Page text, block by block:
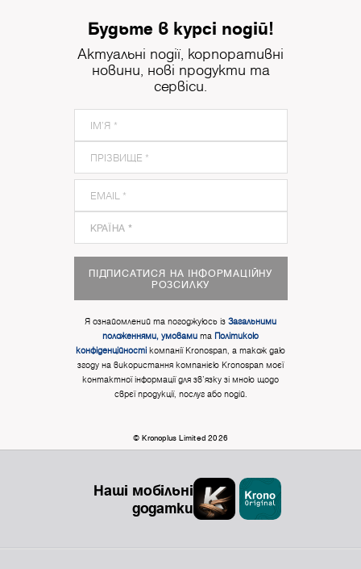
Будьте в курсі подій!
Актуальні події, корпоративні
новини, нові продукти та
сервіси.
ПІДПИСАТИСЯ НА ІНФОРМАЦІЙНУ
РОЗСИЛКУ
Я ознайомлений та погоджуюсь із Загальними
положеннями, умовами та Політикою
конфіденційності компанії Kronospan, а також даю
згоду на використання компанією Kronospan моєї
контактної інформації для зв'язку зі мною щодо
сврєї продукції, послуг або подій.
© Kronoplus Limited 2026
Наші мобільні
додатки